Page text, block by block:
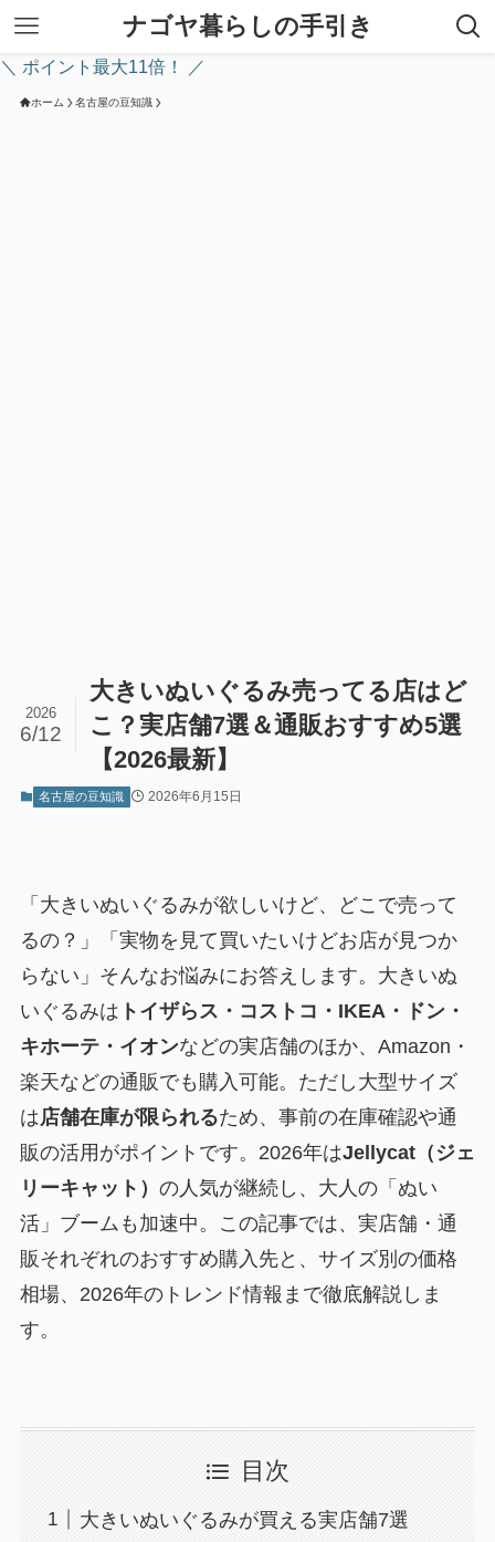
ナゴヤ暮らしの手引き
＼ ポイント最大11倍！ ／
ホーム 名古屋の豆知識
大きいぬいぐるみ売ってる店はど
こ？実店舗7選＆通販おすすめ5選
【2026最新】
2026
6/12
名古屋の豆知識 2026年6月15日
「大きいぬいぐるみが欲しいけど、どこで売って
るの？」「実物を見て買いたいけどお店が見つか
らない」そんなお悩みにお答えします。大きいぬ
いぐるみは トイザらス・コストコ・IKEA・ドン・
キホーテ・イオンなどの実店舗のほか、Amazon・
楽天などの通販でも購入可能。ただし大型サイズ
は店舗在庫が限られるため、事前の在庫確認や通
販の活用がポイントです。2026年はJellycat（ジェ
リーキャット） の人気が継続し、大人の「ぬい
活」ブームも加速中。この記事では、実店舗・通
販それぞれのおすすめ購入先と、サイズ別の価格
相場、2026年のトレンド情報まで徹底解説しま
す。
目次
大きいぬいぐるみが買える実店舗7選